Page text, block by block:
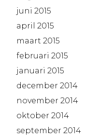
juni 2015
april 2015
maart 2015
februari 2015
januari 2015
december 2014
november 2014
oktober 2014
september 2014